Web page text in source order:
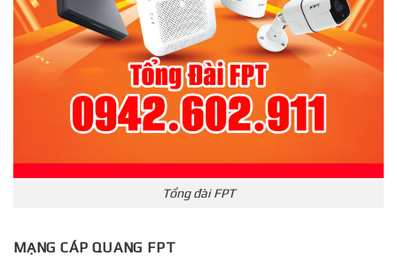
Tổng đài FPT
MẠNG CÁP QUANG FPT